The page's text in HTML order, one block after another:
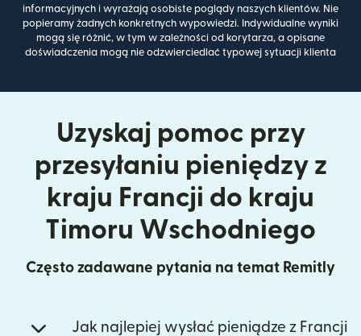
informacyjnych i wyrażają osobiste poglądy naszych klientów. Nie
popieramy żadnych konkretnych wypowiedzi. Indywidualne wyniki
mogą się różnić, w tym w zależności od korytarza, a opisane
doświadczenia mogą nie odzwierciedlać typowej sytuacji klienta
Uzyskaj pomoc przy
przesyłaniu pieniędzy z
kraju Francji do kraju
Timoru Wschodniego
Często zadawane pytania na temat Remitly
Jak najlepiej wysłać pieniądze z Francji